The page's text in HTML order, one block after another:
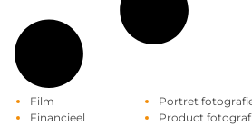
Film
Financieel
Portret
Product